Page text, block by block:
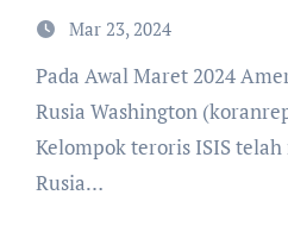
Mar 23, 2024
Pada Awal Maret 2024 Amerika telah Ingatkan
Rusia Washington
Kelompok teroris ISIS
Rusia…